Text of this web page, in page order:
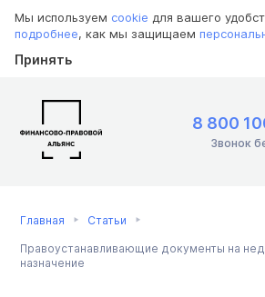
Мы используем cookie для вашего
подробнее, как мы защищаем
Принять
8 800
Звонок
Главная Статьи
Правоустанавливающие документы на
назначение